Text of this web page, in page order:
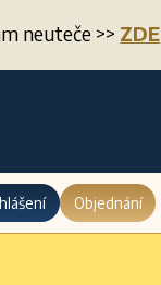
neuteče >> ZDE
Objednání